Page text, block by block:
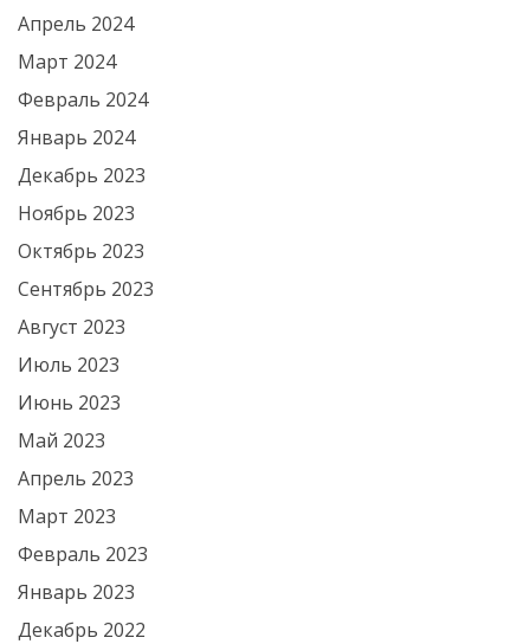
Апрель 2024
Март 2024
Февраль 2024
Январь 2024
Декабрь 2023
Ноябрь 2023
Октябрь 2023
Сентябрь 2023
Август 2023
Июль 2023
Июнь 2023
Май 2023
Апрель 2023
Март 2023
Февраль 2023
Январь 2023
Декабрь 2022